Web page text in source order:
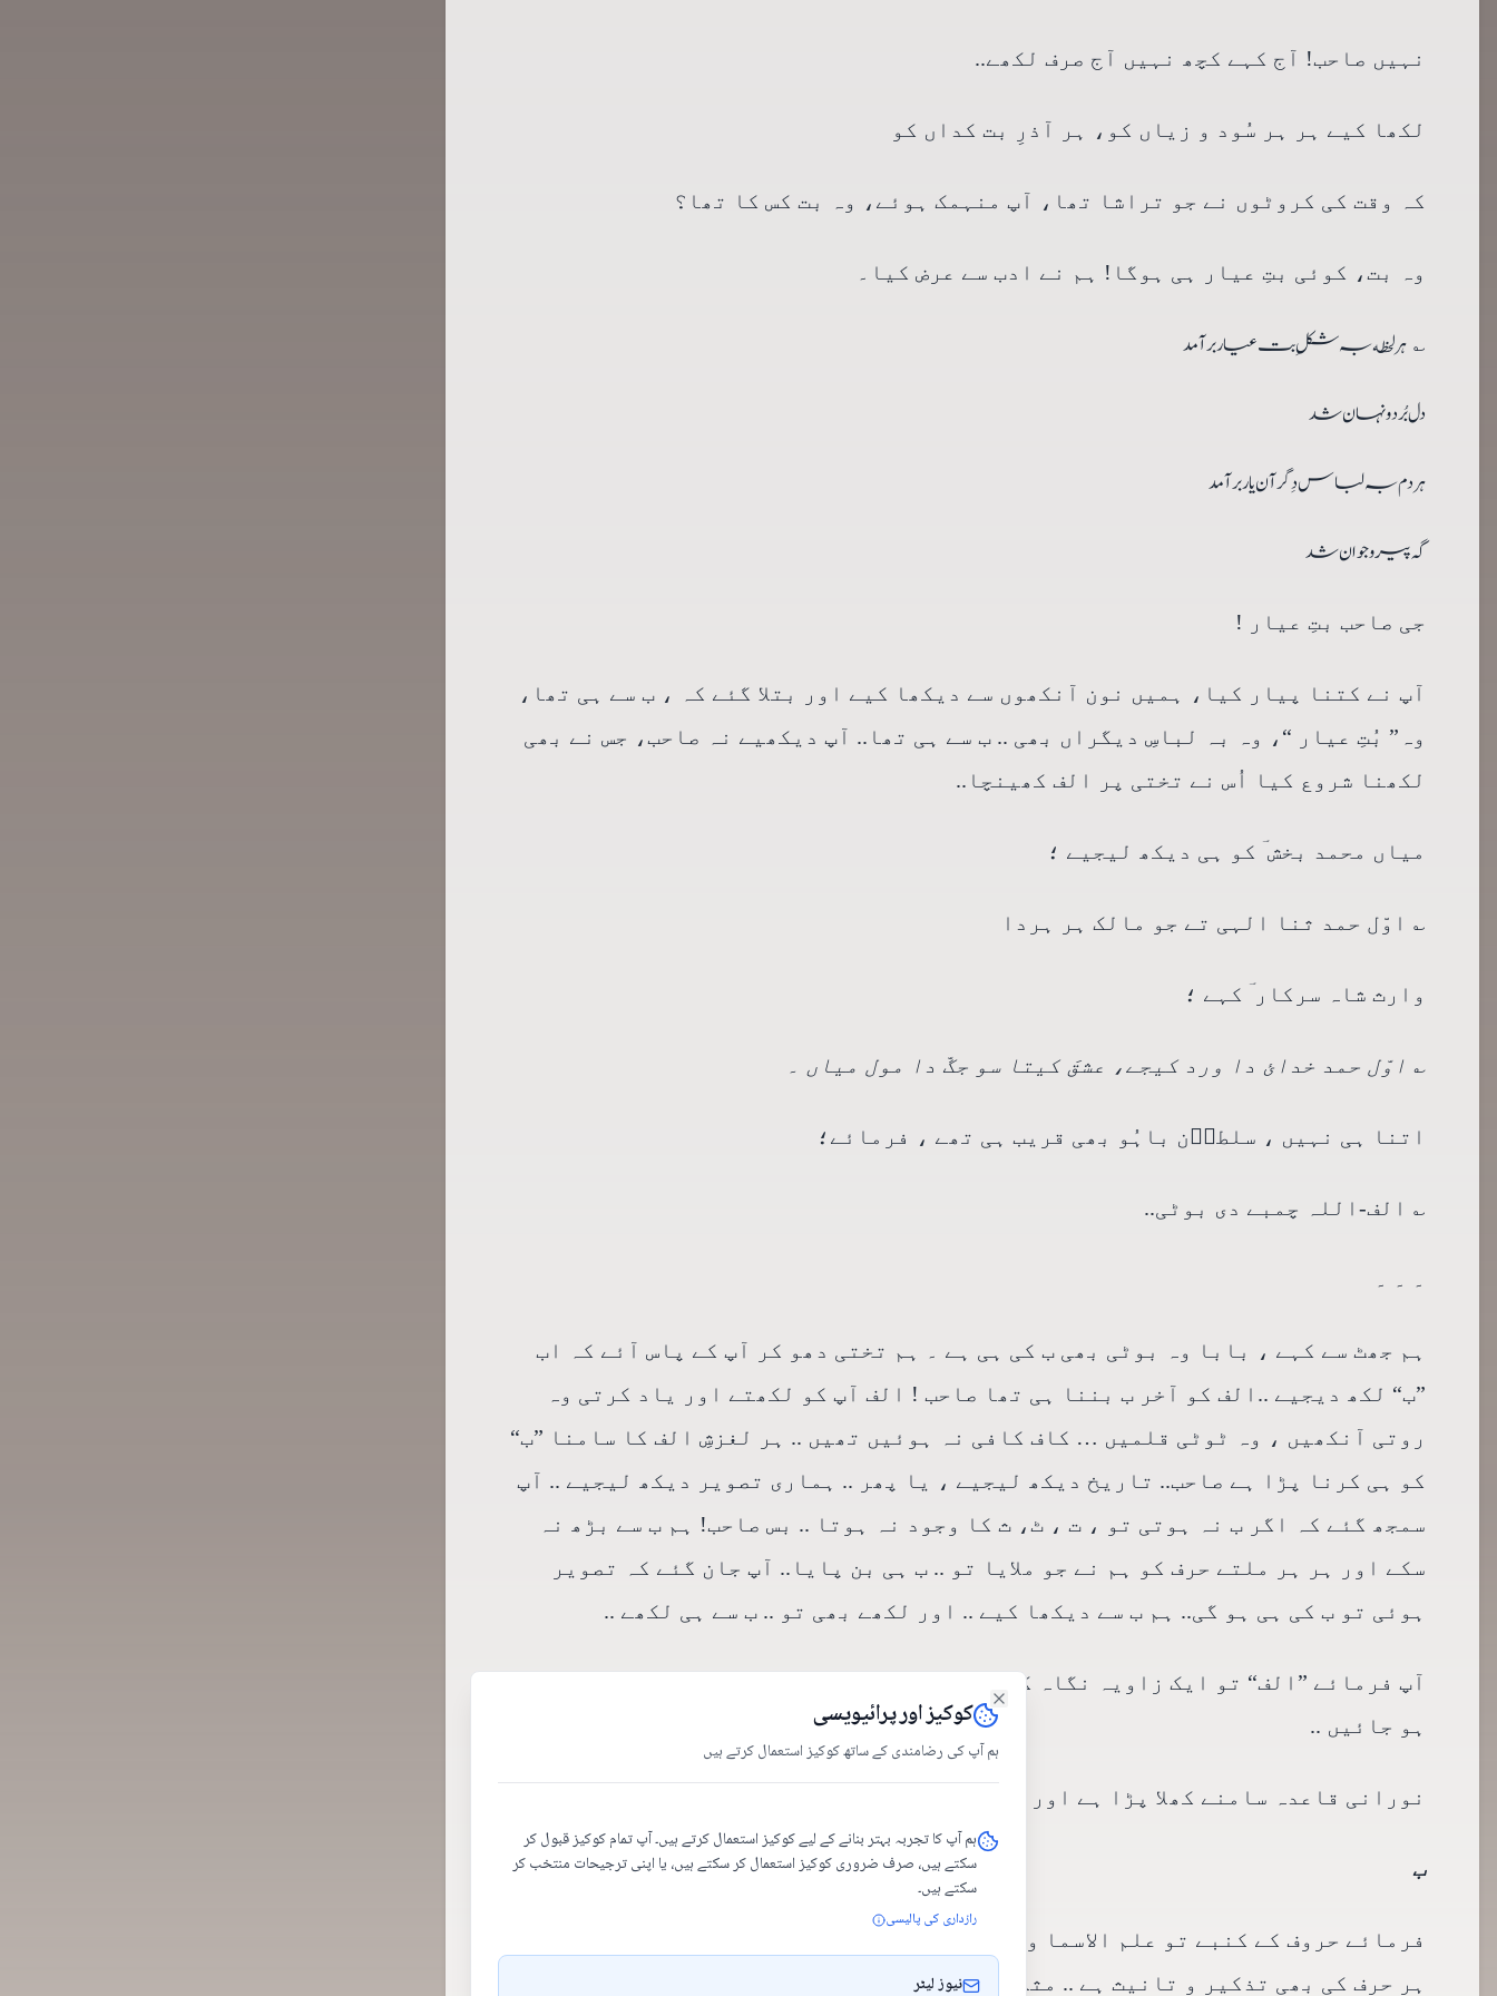
نہیں صاحب! آج کہے کچھ نہیں آج صرف لکھے..
لکھا کیے ہر ہر سُود و زیاں کو، ہر آذرِ بت کداں کو
کہ وقت کی کروٹوں نے جو تراشا تھا، آپ منہمک ہوئے، وہ بت کس کا تھا؟
وہ بت، کوئی بتِ عیار ہی ہوگا! ہم نے ادب سے عرض کیا۔
؎ ہر لحظه بہ شکلِ بت عیار بر آمد
دل بُرد و نہان شد
ہر دم بہ لباس دِگر آن یار بر آمد
گہ پیر و جوان شد
جی صاحب بتِ عیار !
آپ نے کتنا پیار کیا، ہمیں نون آنکھوں سے دیکھا کیے اور بتلا گئے کہ ، ب سے ہی تھا،
وہ” بُتِ عیار “، وہ بہ لباسِ دیگراں بھی .. ب سے ہی تھا.. آپ دیکھیے نہ صاحب، جس نے بھی
لکھنا شروع کیا اُس نے تختی پر الف کھینچا..
میاں محمد بخش ؔ کو ہی دیکھ لیجیے ؛
؎ اوّل حمد ثنا الہی تے جو مالک ہر ہردا
وارث شاہ سرکار ؔ کہے ؛
؎ اوّل حمد خدائ دا ورد کیجے، عشقَ کیتا سو جگّ دا مول میاں ۔
اتنا ہی نہیں ، سلطاؔن باہُو بھی قریب ہی تھے ، فرمائے؛
؎ الف-اللہ چمبے دی بوٹی..
۔ ۔ ۔
ہم جھٹ سے کہے ، بابا وہ بوٹی بھی ب کی ہی ہے ۔ ہم تختی دھو کر آپ کے پاس آئے کہ اب
”ب“ لکھ دیجیے ..الف کو آخر ب بننا ہی تھا صاحب ! الف آپ کو لکھتے اور یاد کرتی وہ
روتی آنکھیں ، وہ ٹوٹی قلمیں … کاف کافی نہ ہوئیں تھیں .. ہر لغزشِ الف کا سامنا ”ب“
کو ہی کرنا پڑا ہے صاحب.. تاریخ دیکھ لیجیے ، یا پھر .. ہماری تصویر دیکھ لیجیے .. آپ
سمجھ گئے کہ اگر ب نہ ہوتی تو ، ت ، ٹ، ث کا وجود نہ ہوتا .. بس صاحب! ہم ب سے بڑھ نہ
سکے اور ہر ہر ملتے حرف کو ہم نے جو ملایا تو .. ب ہی بن پایا.. آپ جان گئے کہ تصویر
ہوئی تو ب کی ہی ہو گی.. ہم ب سے دیکھا کیے .. اور لکھے بھی تو .. ب سے ہی لکھے ..
آپ فرمائے ”الف“ تو ایک زاویہ نگاہ کا نام ہے .. آپ ب کو اپنا لیں .. ب ہو جائیں .. پاس
ہو جائیں ..
نورانی قاعدہ سامنے کھلا پڑا ہے اور یہ کاری سی ب لکھی ہے ..
ب
فرمائے حروف کے کنبے تو علم الاسما والوں نے آشکار کیے ، مگر یہ بھی یاد رہے کہ ہر
ہر حرف کی بھی تذکیر و تانیث ہے .. مثلاً الف مذکر ہے اور ب مونث، یا لام مذکر ہے اور
کوکیز اور پرائیویسی
ہم آپ کی رضامندی کے ساتھ کوکیز استعمال کرتے ہیں
ہم آپ کا تجربہ بہتر بنانے کے لیے کوکیز استعمال کرتے ہیں۔ آپ تمام کوکیز قبول کر
سکتے ہیں، صرف ضروری کوکیز استعمال کر سکتے ہیں، یا اپنی ترجیحات منتخب کر
سکتے ہیں۔
رازداری کی پالیسی
نیوز لیٹر
Close